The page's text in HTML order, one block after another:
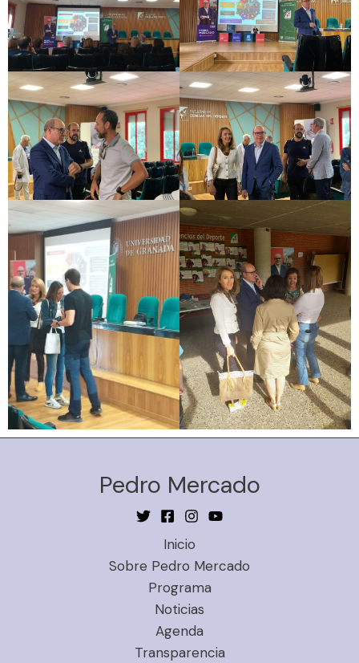
Pedro Mercado
Inicio
Sobre Pedro Mercado
Programa
Noticias
Agenda
Transparencia